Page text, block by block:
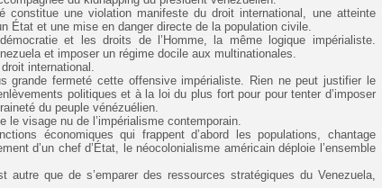
constitue une violation manifeste du droit international, une atteinte
État et une mise en danger directe de la population civile.
et les droits de l’Homme, la même logique impérialiste.
et imposer un régime docile aux multinationales.
international.
grande fermeté cette offensive impérialiste. Rien ne peut justifier le
politiques et à la loi du plus fort pour pour tenter d’imposer
du peuple vénézuélien.
le visage nu de l’impérialisme contemporain.
économiques qui frappent d’abord les populations, chantage
d’un chef d’État, le néocolonialisme américain déploie l’ensemble
autre que de s’emparer des ressources stratégiques du Venezuela,